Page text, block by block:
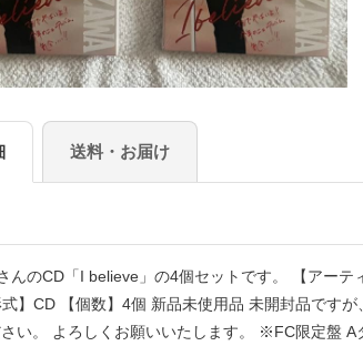
送料・お届け
んのCD「I believe」の4個セットです。 【アーテ
】CD 【個数】4個 新品未使用品 未開封品です
い。 よろしくお願いいたします。 ※FC限定盤 A